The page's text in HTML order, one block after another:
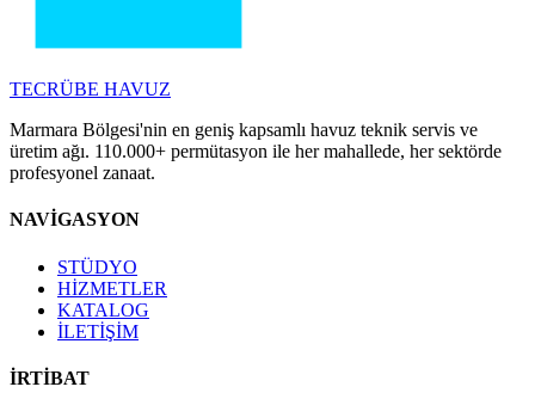
TECRÜBE HAVUZ
Marmara Bölgesi'nin en geniş kapsamlı havuz teknik servis ve
üretim ağı. 110.000+ permütasyon ile her mahallede, her sektörde
profesyonel zanaat.
NAVİGASYON
STÜDYO
HİZMETLER
KATALOG
İLETİŞİM
İRTİBAT